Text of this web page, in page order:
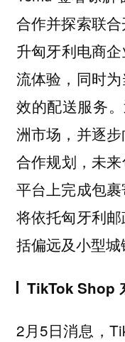
合作并探索联
升匈牙利电商
流体验，同时
效的配送服务
洲市场，并逐
合作规划，未
平台上完成包
将依托匈牙利
括偏远及小型城
TikTok Shop
2月5日消息，